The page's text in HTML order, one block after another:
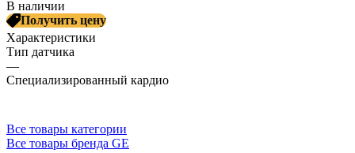
В наличии
Получить цену
Характеристики
Тип датчика
—
Специализированный кардио
Все товары категории
Все товары бренда GE